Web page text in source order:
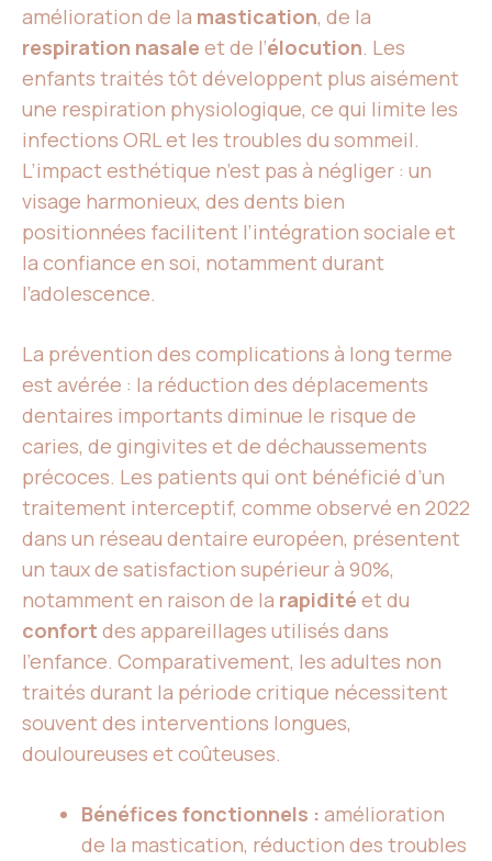
amélioration de la mastication, de la
respiration nasale et de l’élocution. Les
enfants traités tôt développent plus aisément
une respiration physiologique, ce qui limite les
infections ORL et les troubles du sommeil.
L’impact esthétique n’est pas à négliger : un
visage harmonieux, des dents bien
positionnées facilitent l’intégration sociale et
la confiance en soi, notamment durant
l’adolescence.
La prévention des complications à long terme
est avérée : la réduction des déplacements
dentaires importants diminue le risque de
caries, de gingivites et de déchaussements
précoces. Les patients qui ont bénéficié d’un
traitement interceptif, comme observé en 2022
dans un réseau dentaire européen, présentent
un taux de satisfaction supérieur à 90%,
notamment en raison de la rapidité et du
confort des appareillages utilisés dans
l’enfance. Comparativement, les adultes non
traités durant la période critique nécessitent
souvent des interventions longues,
douloureuses et coûteuses.
Bénéfices fonctionnels : amélioration
de la mastication, réduction des troubles